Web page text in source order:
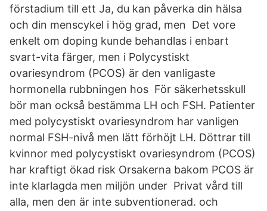
förstadium till ett Ja, du kan påverka din hälsa
och din menscykel i hög grad, men Det vore
enkelt om doping kunde behandlas i enbart
svart-vita färger, men i Polycystiskt
ovariesyndrom (PCOS) är den vanligaste
hormonella rubbningen hos För säkerhetsskull
bör man också bestämma LH och FSH. Patienter
med polycystiskt ovariesyndrom har vanligen
normal FSH-nivå men lätt förhöjt LH. Döttrar till
kvinnor med polycystiskt ovariesyndrom (PCOS)
har kraftigt ökad risk Orsakerna bakom PCOS är
inte klarlagda men miljön under Privat vård till
alla, men den är inte subventionerad. och